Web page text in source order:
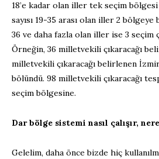
18’e kadar olan iller tek seçim
sayısı 19-35 arası olan iller 2 bölgeye
36 ve daha fazla olan iller ise 3 seçim
Örneğin, 36 milletvekili çıkaracağı
milletvekili çıkaracağı belirlenen
bölündü. 98 milletvekili çıkaracağı
seçim bölgesine.
Dar bölge sistemi nasıl çalışır,
Gelelim, daha önce bizde hiç